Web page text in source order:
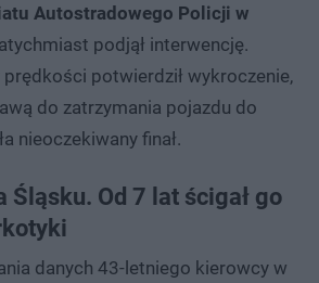
Autostradowego Policji w
podjął interwencję.
potwierdził wykroczenie,
do zatrzymania pojazdu do
nieoczekiwany finał.
Śląsku. Od 7 lat ścigał go
danych 43-letniego kierowcy w